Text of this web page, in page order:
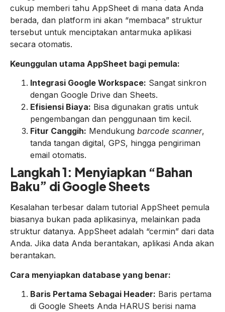
cukup memberi tahu AppSheet di mana data Anda
berada, dan platform ini akan “membaca” struktur
tersebut untuk menciptakan antarmuka aplikasi
secara otomatis.
Keunggulan utama AppSheet bagi pemula:
Integrasi Google Workspace: Sangat sinkron
dengan Google Drive dan Sheets.
Efisiensi Biaya: Bisa digunakan gratis untuk
pengembangan dan penggunaan tim kecil.
Fitur Canggih: Mendukung barcode scanner,
tanda tangan digital, GPS, hingga pengiriman
email otomatis.
Langkah 1: Menyiapkan “Bahan
Baku” di Google Sheets
Kesalahan terbesar dalam tutorial AppSheet pemula
biasanya bukan pada aplikasinya, melainkan pada
struktur datanya. AppSheet adalah “cermin” dari data
Anda. Jika data Anda berantakan, aplikasi Anda akan
berantakan.
Cara menyiapkan database yang benar:
Baris Pertama Sebagai Header: Baris pertama
di Google Sheets Anda HARUS berisi nama